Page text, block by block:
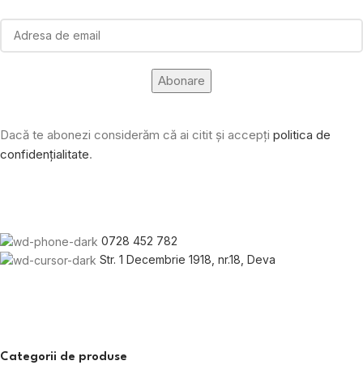
Dacă te abonezi considerăm că ai citit și accepți politica de
confidențialitate.
0728 452 782
Str. 1 Decembrie 1918, nr.18, Deva
Categorii de produse